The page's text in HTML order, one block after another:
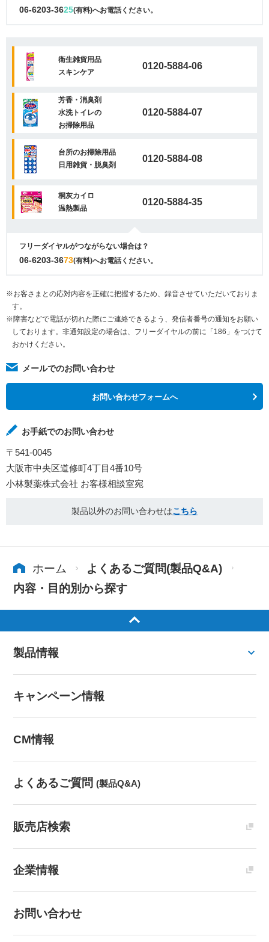
06-6203-3625(有料)へお電話ください。
衛生雑貨用品
スキンケア
0120-5884-06
芳香・消臭剤
水洗トイレの
お掃除用品
0120-5884-07
台所のお掃除用品
日用雑貨・脱臭剤
0120-5884-08
桐灰カイロ
温熱製品
0120-5884-35
フリーダイヤルがつながらない場合は？
06-6203-3673(有料)へお電話ください。
※お客さまとの応対内容を正確に把握するため、録音させていただいておりま
す。
※障害などで電話が切れた際にご連絡できるよう、発信者番号の通知をお願い
しております。非通知設定の場合は、フリーダイヤルの前に「186」をつけて
おかけください。
メールでのお問い合わせ
お問い合わせフォームへ
お手紙でのお問い合わせ
〒541-0045
大阪市中央区道修町4丁目4番10号
小林製薬株式会社 お客様相談室宛
製品以外のお問い合わせはこちら
ホーム
よくあるご質問(製品Q&A)
内容・目的別から探す
製品情報
キャンペーン情報
CM情報
よくあるご質問 (製品Q&A)
販売店検索
企業情報
お問い合わせ